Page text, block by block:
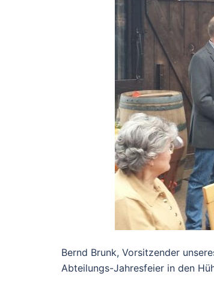
Bernd Brunk, Vorsitzender
Abteilungs-Jahresfeier in den